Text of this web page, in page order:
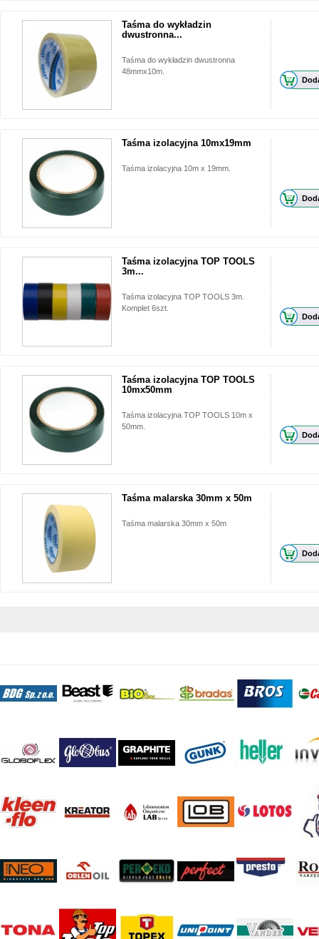
Taśma do wykładzin
dwustronna...
Taśma do wykładzin dwustronna
48mmx10m.
Taśma izolacyjna 10mx19mm
Taśma izolacyjna 10m x 19mm.
Taśma izolacyjna TOP TOOLS
3m...
Taśma izolacyjna TOP TOOLS 3m.
Komplet 6szt.
Taśma izolacyjna TOP TOOLS
10mx50mm
Taśma izolacyjna TOP TOOLS 10m x
50mm.
Taśma malarska 30mm x 50m
Taśma malarska 30mm x 50m